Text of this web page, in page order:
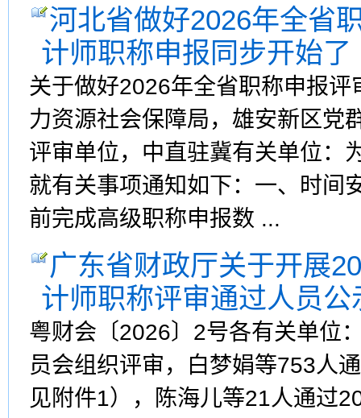
河北省做好2026年全省
计师职称申报同步开始了
关于做好2026年全省职称申报评
力资源社会保障局，雄安新区党
评审单位，中直驻冀有关单位：
就有关事项通知如下：一、时间
前完成高级职称申报数 ...
广东省财政厅关于开展
计师职称评审通过人员公
粤财会〔2026〕2号各有关单
员会组织评审，白梦娟等753人
见附件1），陈海儿等21人通过